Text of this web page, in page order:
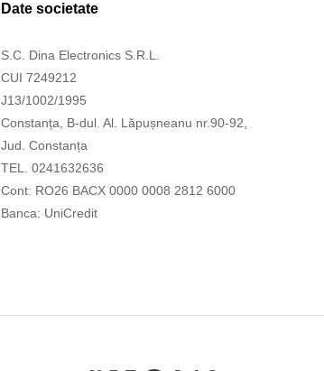
Date societate
S.C. Dina Electronics S.R.L.
CUI 7249212
J13/1002/1995
Constanța, B-dul. Al. Lăpușneanu nr.90-92,
Jud. Constanța
TEL. 0241632636
Cont: RO26 BACX 0000 0008 2812 6000
Banca: UniCredit